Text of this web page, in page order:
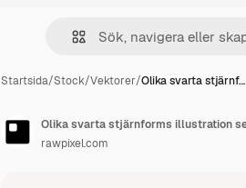
Startsida/Stock/Vektorer/Olika svarta stjärnf…
rawpixel.com